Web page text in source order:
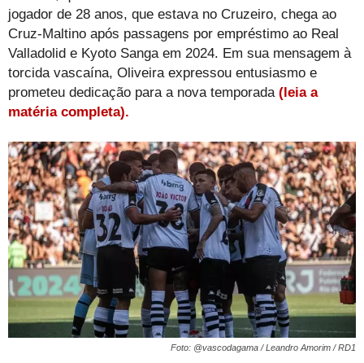
jogador de 28 anos, que estava no Cruzeiro, chega ao
Cruz-Maltino após passagens por empréstimo ao Real
Valladolid e Kyoto Sanga em 2024. Em sua mensagem à
torcida vascaína, Oliveira expressou entusiasmo e
prometeu dedicação para a nova temporada (leia a
matéria completa).
Foto: @vascodagama / Leandro Amorim / RD1